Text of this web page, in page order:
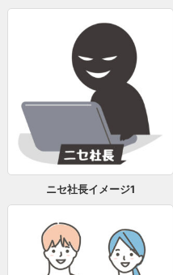
ニセ社長イメージ1